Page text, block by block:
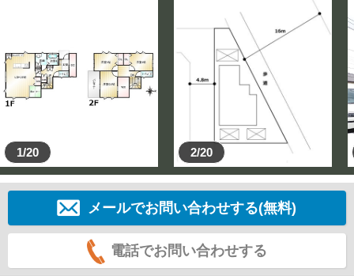
1/20 2/20
メールでお問い合わせする(無料)
電話でお問い合わせする